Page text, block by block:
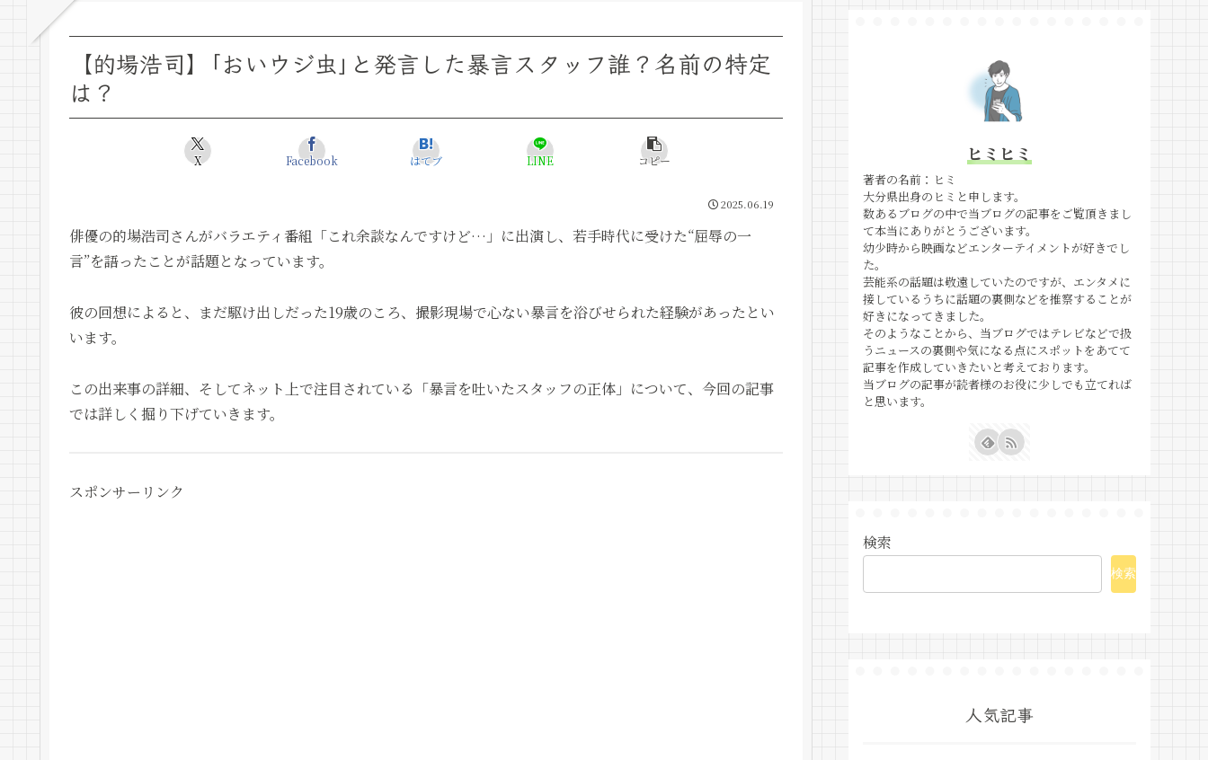
【的場浩司】｢おいウジ虫｣と発言した暴言スタッフ誰？名前の特定
は？
X Facebook はてブ LINE コピー
2025.06.19
俳優の的場浩司さんがバラエティ番組「これ余談なんですけど…」に出演し、若手時代に受けた“屈辱の一
言”を語ったことが話題となっています。
彼の回想によると、まだ駆け出しだった19歳のころ、撮影現場で心ない暴言を浴びせられた経験があったとい
います。
この出来事の詳細、そしてネット上で注目されている「暴言を吐いたスタッフの正体」について、今回の記事
では詳しく掘り下げていきます。
スポンサーリンク
ヒミヒミ
著者の名前：ヒミ
大分県出身のヒミと申します。
数あるブログの中で当ブログの記事をご覧頂きまし
て本当にありがとうございます。
幼少時から映画などエンターテイメントが好きでし
た。
芸能系の話題は敬遠していたのですが、エンタメに
接しているうちに話題の裏側などを推察することが
好きになってきました。
そのようなことから、当ブログではテレビなどで扱
うニュースの裏側や気になる点にスポットをあてて
記事を作成していきたいと考えております。
当ブログの記事が読者様のお役に少しでも立てれば
と思います。
検索
検索
人気記事